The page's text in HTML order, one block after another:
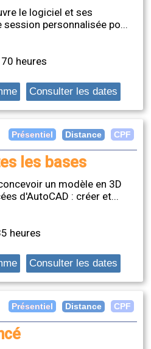
le logiciel et ses
session personnalisée po...
heures
Consulter les dates
Présentiel Distance CPF
les bases
un modèle en 3D
d'AutoCAD : créer et...
heures
Consulter les dates
Présentiel Distance CPF